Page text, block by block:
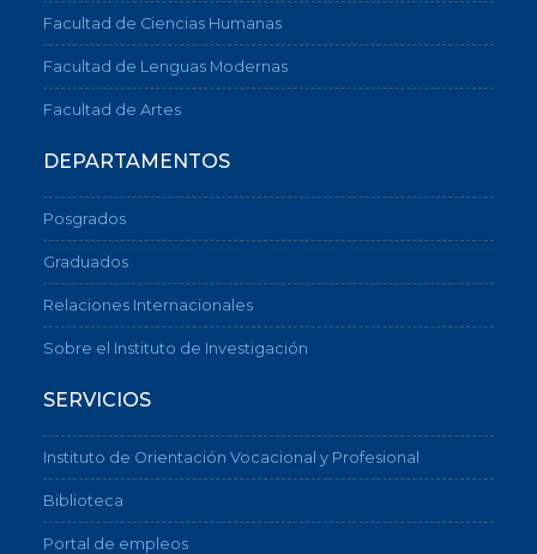
Facultad de Ciencias Humanas
Facultad de Lenguas Modernas
Facultad de Artes
DEPARTAMENTOS
Posgrados
Graduados
Relaciones Internacionales
Sobre el Instituto de Investigación
SERVICIOS
Instituto de Orientación Vocacional y Profesional
Biblioteca
Portal de empleos